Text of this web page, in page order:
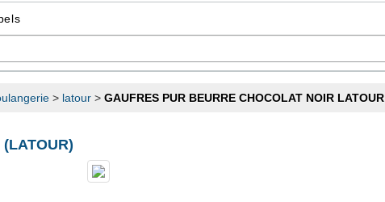
> latour > GAUFRES PUR BEURRE CHOCOLAT NOIR LATOUR